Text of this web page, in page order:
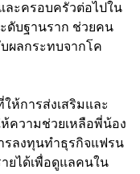
ละครอบครัวต่อไปใน
ะดับฐานราก ช่วยคน
ผลกระทบจากโค
ห้การส่งเสริมและ
ความช่วยเหลือพี่น้อง
รลงทุนทำธุรกิจแฟรน
ยได้เพื่อดูแลคนใน